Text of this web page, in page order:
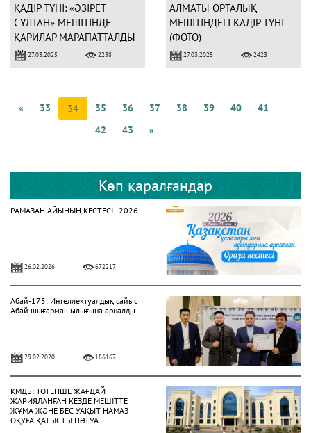
ҚАДІР ТҮНІ: «ӘЗІРЕТ
СҰЛТАН» МЕШІТІНДЕ
ҚАРИЛАР МАРАПАТТАЛДЫ
(ФОТО)
27.03.2025 2238
АЛМАТЫ ОРТАЛЫҚ
МЕШІТІНДЕГІ ҚАДІР ТҮНІ
(ФОТО)
27.03.2025 2423
« 33 34 35 36 37 38 39 40
41
42
43 »
Көп қаралғандар
РАМАЗАН АЙЫНЫҢ КЕСТЕСІ - 2026
26.02.2026 672217
Абай-175: Интеллектуалдық сайыс
Абай шығармашылығына арналды
29.02.2020 186167
ҚМДБ: ТӨТЕНШЕ ЖАҒДАЙ
ЖАРИЯЛАНҒАН КЕЗДЕ МЕШІТТЕ
ЖҰМА ЖӘНЕ БЕС УАҚЫТ НАМАЗ
ОҚУҒА ҚАТЫСТЫ ПӘТУА